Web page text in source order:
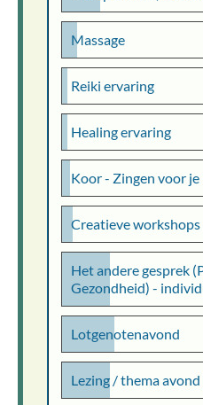
Massage
Reiki ervaring
Healing ervaring
Koor - Zingen voor je
Creatieve workshops
Het andere gesprek
Gezondheid) -
Lotgenotenavond
Lezing / thema avond